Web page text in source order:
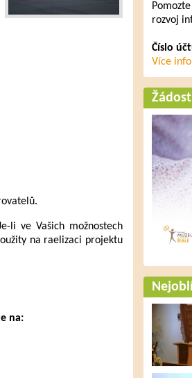
li ve Vašich možnostech
na raelizaci projektu
na:
rozvoj
Číslo
Více